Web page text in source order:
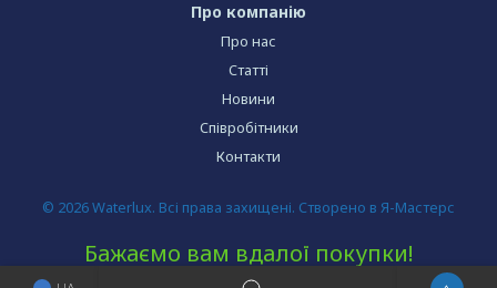
Про компанію
Про нас
Статті
Новини
Співробітники
Контакти
© 2026 Waterlux. Всі права захищені. Створено в Я-Мастерс
Бажаємо вам вдалої покупки!